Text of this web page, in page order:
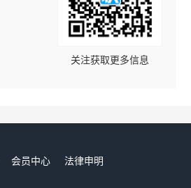
关注获取更多信息
会员中心
法律申明